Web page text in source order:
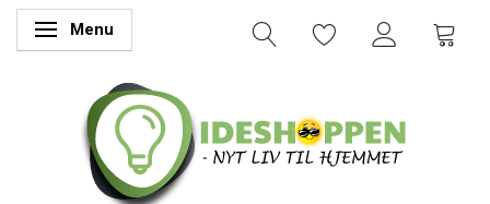
Skifte navigation
Menu